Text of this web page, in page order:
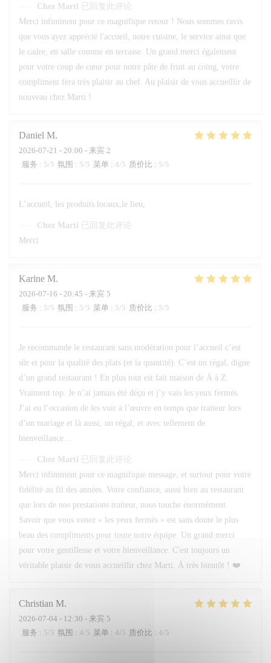
Chez Marti 已回复此评论
Merci infiniment pour ce magnifique retour ! Nous sommes ravis
que vous ayez apprécié l'accueil, notre cuisine, le service ainsi que
le cadre, en salle comme en terrasse. Un grand merci également
pour votre coup de cœur pour notre pâte de fruit au coing, votre
compliment fera très plaisir au chef. Au plaisir de vous accueillir de
nouveau chez Marti !
Daniel M
2026-07-21 - 20:00 - 来宾 2
服务 : 5/5 氛围 : 5/5 菜单 : 4/5 质价比 : 5/5
L’accueil, les produits locaux,le lieu,
Chez Marti 已回复此评论
Merci
Karine M
2026-07-16 - 20:45 - 来宾 5
服务 : 5/5 氛围 : 5/5 菜单 : 5/5 质价比 : 5/5
Je recommande le restaurant sans modération pour l’accueil c’est
sûr et pour la qualité des plats (et la quantité). C’est un régal, digne
d’un grand restaurant ! En plus tout est fait maison de À à Z.
Vraiment top. Je n’ai jamais été déçu et j’y vais les yeux fermés.
J’ai eu l’occasion de les voir à l’œuvre en temps que traiteur lors
d’un mariage et là aussi, un régal, et avec tellement de
bienveillance…
Chez Marti 已回复此评论
Merci infiniment pour ce magnifique message, et surtout pour votre
fidélité au fil des années. Votre confiance, aussi bien au restaurant
que lors de nos prestations traiteur, nous touche énormément.
Savoir que vous venez « les yeux fermés » est sans doute le plus
beau des compliments pour toute notre équipe. Un grand merci
pour votre gentillesse et votre bienveillance. C'est toujours un
véritable plaisir de vous accueillir chez Marti. À très bientôt ! ❤️
Christian M
2026-07-04 - 12:30 - 来宾 5
服务 : 5/5 氛围 : 4/5 菜单 : 4/5 质价比 : 4/5